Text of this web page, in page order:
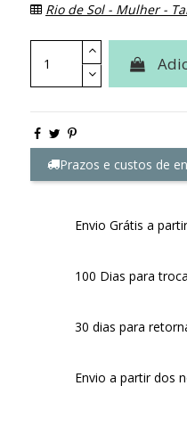
Rio de Sol - Mulher -
Prazos e custos de
Envio Grátis a
100 Dias para
30 dias para
Envio a partir dos